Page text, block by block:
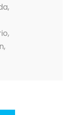
,
,
,